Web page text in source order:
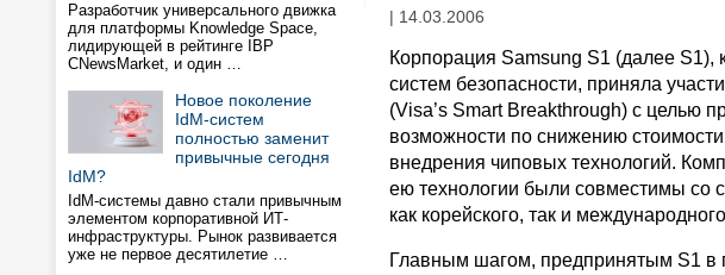
Разработчик универсального движка
для платформы Knowledge Space,
лидирующей в рейтинге IBP
CNewsMarket, и один …
Новое поколение
IdM-систем
полностью заменит
привычные сегодня
IdM?
IdM-системы давно стали привычным
элементом корпоративной ИТ-
инфраструктуры. Рынок развивается
уже не первое десятилетие …
| 14.03.2006
Корпорация Samsung S1 (далее S1),
систем безопасности, приняла
(Visa’s Smart Breakthrough) с целью
возможности по снижению
внедрения чиповых технологий.
ею технологии были совместимы со
как корейского, так и
Главным шагом, предпринятым S1 в